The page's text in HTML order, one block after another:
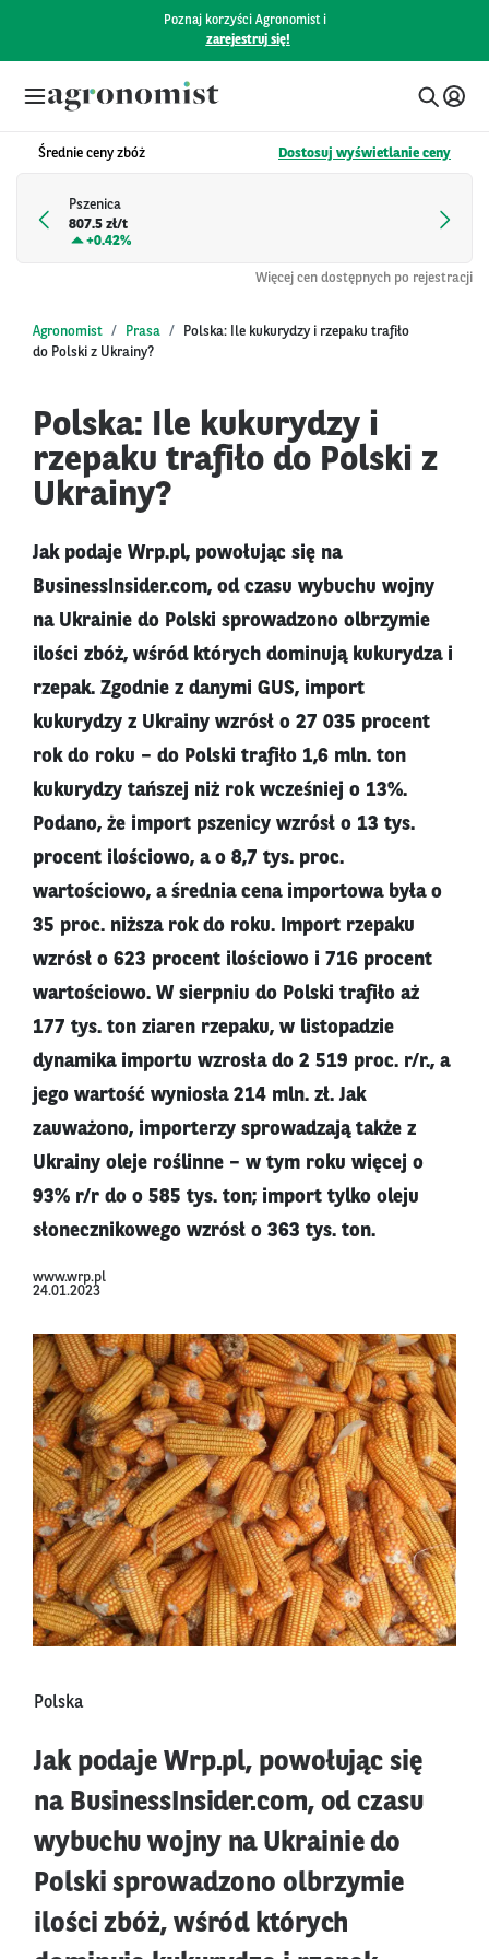
Poznaj korzyści Agronomist i
zarejestruj się!
Średnie ceny zbóż Dostosuj wyświetlanie ceny
Pszenica
807.5 zł/t
+0.42%
Więcej cen dostępnych po rejestracji
Agronomist Prasa
Polska: Ile kukurydzy i rzepaku trafiło
do Polski z Ukrainy?
Polska: Ile kukurydzy i
rzepaku trafiło do Polski z
Ukrainy?
Jak podaje Wrp.pl, powołując się na
BusinessInsider.com, od czasu wybuchu wojny
na Ukrainie do Polski sprowadzono olbrzymie
ilości zbóż, wśród których dominują kukurydza i
rzepak. Zgodnie z danymi GUS, import
kukurydzy z Ukrainy wzrósł o 27 035 procent
rok do roku – do Polski trafiło 1,6 mln. ton
kukurydzy tańszej niż rok wcześniej o 13%.
Podano, że import pszenicy wzrósł o 13 tys.
procent ilościowo, a o 8,7 tys. proc.
wartościowo, a średnia cena importowa była o
35 proc. niższa rok do roku. Import rzepaku
wzrósł o 623 procent ilościowo i 716 procent
wartościowo. W sierpniu do Polski trafiło aż
177 tys. ton ziaren rzepaku, w listopadzie
dynamika importu wzrosła do 2 519 proc. r/r., a
jego wartość wyniosła 214 mln. zł. Jak
zauważono, importerzy sprowadzają także z
Ukrainy oleje roślinne – w tym roku więcej o
93% r/r do o 585 tys. ton; import tylko oleju
słonecznikowego wzrósł o 363 tys. ton.
www.wrp.pl
24.01.2023
Polska
Jak podaje Wrp.pl, powołując się
na BusinessInsider.com, od czasu
wybuchu wojny na Ukrainie do
Polski sprowadzono olbrzymie
ilości zbóż, wśród których